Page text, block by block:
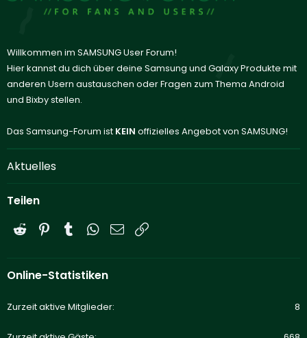
Willkommen im SAMSUNG User Forum!
Hier kannst du dich über deine Samsung und Galaxy Produkte mit
anderen Usern austauschen oder Fragen zum Thema Android
und Bixby stellen.
Das Samsung-Forum ist KEIN offizielles Angebot von SAMSUNG!
Aktuelles
Teilen
Reddit PinterestTumblrWhatsApp
E-Mail
Online-Statistiken
Zurzeit aktive Mitglieder 8